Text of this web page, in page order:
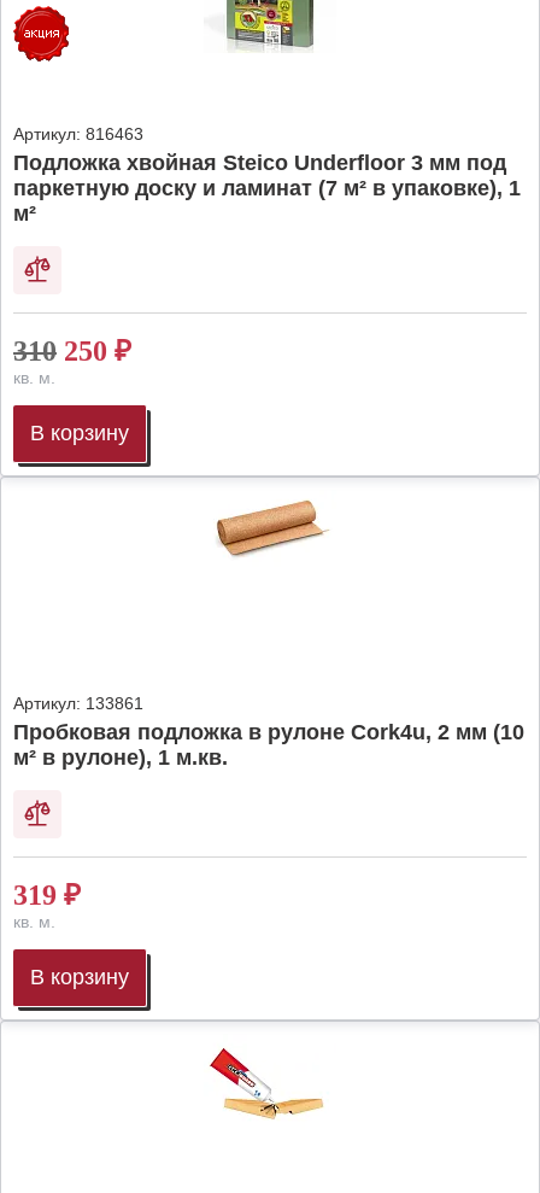
Артикул: 816463
Подложка хвойная Steico Underfloor 3 мм под
паркетную доску и ламинат (7 м² в упаковке), 1
м²
310 250 ₽
кв. м.
В корзину
Артикул: 133861
Пробковая подложка в рулоне Cork4u, 2 мм (10
м² в рулоне), 1 м.кв.
319 ₽
кв. м.
В корзину